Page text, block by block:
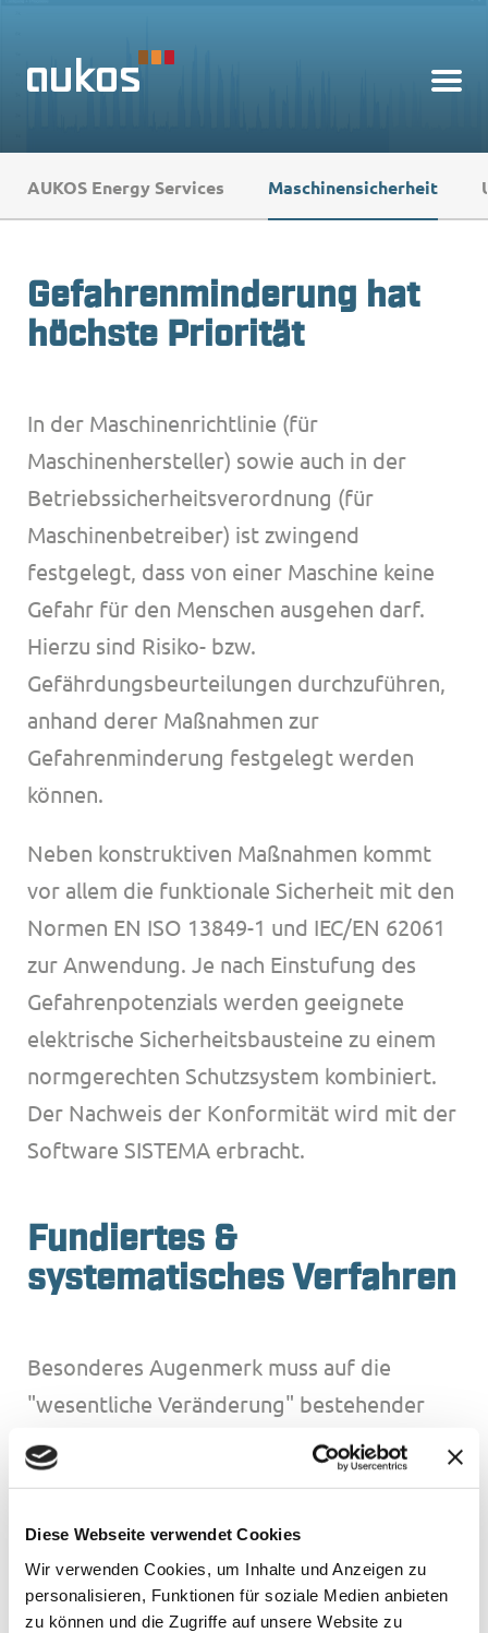
Diese Webseite verwendet Cookies
Wir verwenden Cookies, um Inhalte und Anzeigen zu
personalisieren, Funktionen für soziale Medien anbieten
zu können und die Zugriffe auf unsere Website zu
Robotertechnik
Automatisierungstechnik
Safety und Standards
Facebook Instagram
AUKOS Energy Services Maschinensicherheit
Gefahrenminderung hat
höchste Priorität
In der Maschinenrichtlinie (für
Maschinenhersteller) sowie auch in der
Betriebssicherheitsverordnung (für
Maschinenbetreiber) ist zwingend
festgelegt, dass von einer Maschine keine
Gefahr für den Menschen ausgehen darf.
Hierzu sind Risiko- bzw.
Gefährdungsbeurteilungen durchzuführen,
anhand derer Maßnahmen zur
Gefahrenminderung festgelegt werden
können.
Neben konstruktiven Maßnahmen kommt
vor allem die funktionale Sicherheit mit den
Normen EN ISO 13849-1 und IEC/EN 62061
zur Anwendung. Je nach Einstufung des
Gefahrenpotenzials werden geeignete
elektrische Sicherheitsbausteine zu einem
normgerechten Schutzsystem kombiniert.
Der Nachweis der Konformität wird mit der
Software SISTEMA erbracht.
Fundiertes &
systematisches Verfahren
Besonderes Augenmerk muss auf die
"wesentliche Veränderung" bestehender
Maschinen sowie auf die "Verkettung"
eigenständiger Produktionsmaschinen
gerne mit Ihnen durchführen.